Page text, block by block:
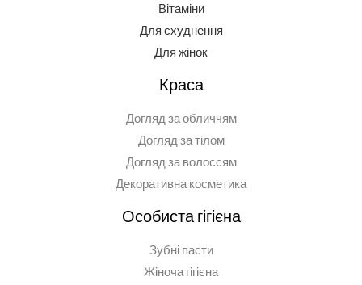
Вітаміни
Для схуднення
Для жінок
Краса
Догляд за обличчям
Догляд за тілом
Догляд за волоссям
Декоративна косметика
Особиста гігієна
Зубні пасти
Жіноча гігієна